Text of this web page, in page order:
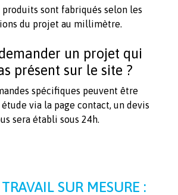
produits sont fabriqués selon les
du projet au millimètre.
un projet qui
présent sur le site ?
spécifiques peuvent être
via la page contact, un devis
sera établi sous 24h.
SUR MESURE :